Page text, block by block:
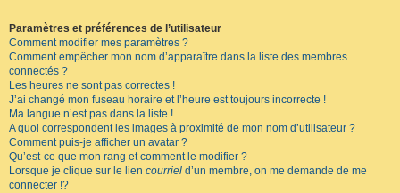
Paramètres et préférences de l’utilisateur
Comment modifier mes paramètres ?
Comment empêcher mon nom d’apparaître dans la liste des membres
connectés ?
Les heures ne sont pas correctes !
J’ai changé mon fuseau horaire et l’heure est toujours incorrecte !
Ma langue n’est pas dans la liste !
A quoi correspondent les images à proximité de mon nom d’utilisateur ?
Comment puis-je afficher un avatar ?
Qu’est-ce que mon rang et comment le modifier ?
Lorsque je clique sur le lien courriel d’un membre, on me demande de me
connecter !?